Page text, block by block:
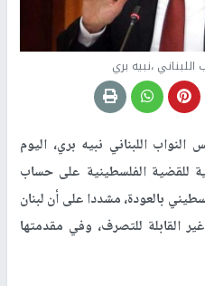
،نبيه بري
اللبناني نبيه بري، اليوم
للقضية الفلسطينية على حساب
بالعودة، مشددا على أن لبنان
القابلة للتصرف، وفي مقدمتها